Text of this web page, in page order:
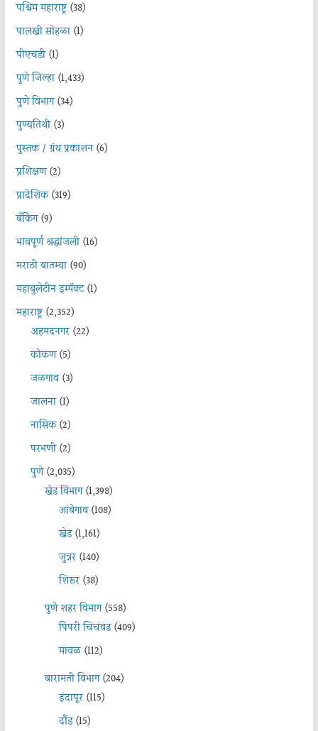
पश्चिम महाराष्ट्र(38)
पालखी सोहळा(1)
पीएचडी(1)
पुणे जिल्हा(1,433)
पुणे विभाग(34)
पुण्यतिथी(3)
पुस्तक / ग्रंथ प्रकाशन(6)
प्रशिक्षण(2)
प्रादेशिक(319)
बँकिंग(9)
भावपूर्ण श्रद्धांजली(16)
मराठी बातम्या(90)
महाबुलेटीन इम्पॅक्ट(1)
महाराष्ट्र(2,352)
अहमदनगर(22)
कोकण(5)
जळगाव(3)
जालना(1)
नासिक(2)
परभणी(2)
पुणे(2,035)
खेड विभाग(1,398)
आंबेगाव(108)
खेड(1,161)
जुन्नर(140)
शिरूर(38)
पुणे शहर विभाग(558)
पिंपरी चिचंवड(409)
मावळ(112)
बारामती विभाग(204)
इंदापूर(115)
दौंड(15)